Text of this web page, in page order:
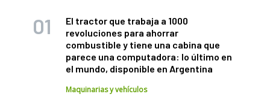
El tractor que trabaja a 1000
revoluciones para ahorrar
combustible y tiene una cabina que
parece una computadora: lo último en
el mundo, disponible en Argentina
Maquinarias y vehículos